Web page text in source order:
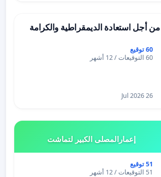
من أجل استعادة الديمقراطية والكرامة
60 توقيع
60 التوقيعات / 12 أشهر
26 Jul 2026
إعمارالمصلى الكبير لتماشت
51 توقيع
51 التوقيعات / 12 أشهر